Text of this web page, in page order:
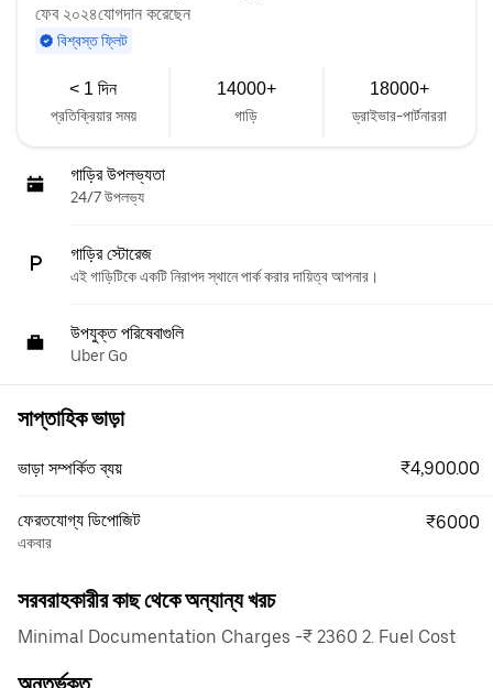
ফেব ২০২৪যোগদান করেছেন
বিশ্বস্ত ফ্লিট
< 1 দিন
প্রতিক্রিয়ার সময়
14000+
গাড়ি
18000+
ড্রাইভার-পার্টনাররা
গাড়ির উপলভ্যতা
24/7 উপলভ্য
গাড়ির স্টোরেজ
এই গাড়িটিকে একটি নিরাপদ স্থানে পার্ক করার দায়িত্ব আপনার।
উপযুক্ত পরিষেবাগুলি
Uber Go
সাপ্তাহিক ভাড়া
ভাড়া সম্পর্কিত ব্যয় ₹4,900.00
ফেরতযোগ্য ডিপোজিট
একবার
₹6000
সরবরাহকারীর কাছ থেকে অন্যান্য খরচ
Minimal Documentation Charges -₹ 2360 2. Fuel Cost